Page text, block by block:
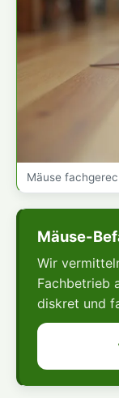
Mäuse
Mäuse-
Wir
Fachbetrieb
diskret und